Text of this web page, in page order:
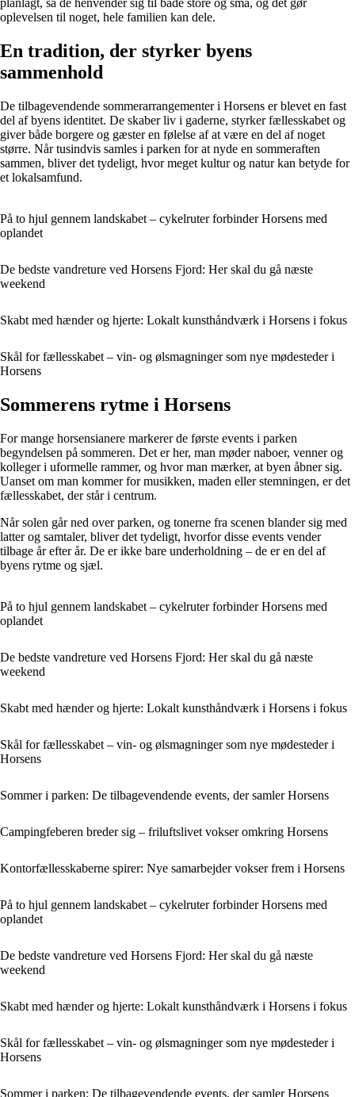
planlagt, så de henvender sig til både store og små, og det gør
oplevelsen til noget, hele familien kan dele.
En tradition, der styrker byens
sammenhold
De tilbagevendende sommerarrangementer i Horsens er blevet en fast
del af byens identitet. De skaber liv i gaderne, styrker fællesskabet og
giver både borgere og gæster en følelse af at være en del af noget
større. Når tusindvis samles i parken for at nyde en sommeraften
sammen, bliver det tydeligt, hvor meget kultur og natur kan betyde for
et lokalsamfund.
På to hjul gennem landskabet – cykelruter forbinder Horsens med
oplandet
De bedste vandreture ved Horsens Fjord: Her skal du gå næste
weekend
Skabt med hænder og hjerte: Lokalt kunsthåndværk i Horsens i fokus
Skål for fællesskabet – vin- og ølsmagninger som nye mødesteder i
Horsens
Sommerens rytme i Horsens
For mange horsensianere markerer de første events i parken
begyndelsen på sommeren. Det er her, man møder naboer, venner og
kolleger i uformelle rammer, og hvor man mærker, at byen åbner sig.
Uanset om man kommer for musikken, maden eller stemningen, er det
fællesskabet, der står i centrum.
Når solen går ned over parken, og tonerne fra scenen blander sig med
latter og samtaler, bliver det tydeligt, hvorfor disse events vender
tilbage år efter år. De er ikke bare underholdning – de er en del af
byens rytme og sjæl.
På to hjul gennem landskabet – cykelruter forbinder Horsens med
oplandet
De bedste vandreture ved Horsens Fjord: Her skal du gå næste
weekend
Skabt med hænder og hjerte: Lokalt kunsthåndværk i Horsens i fokus
Skål for fællesskabet – vin- og ølsmagninger som nye mødesteder i
Horsens
Sommer i parken: De tilbagevendende events, der samler Horsens
Campingfeberen breder sig – friluftslivet vokser omkring Horsens
Kontorfællesskaberne spirer: Nye samarbejder vokser frem i Horsens
På to hjul gennem landskabet – cykelruter forbinder Horsens med
oplandet
De bedste vandreture ved Horsens Fjord: Her skal du gå næste
weekend
Skabt med hænder og hjerte: Lokalt kunsthåndværk i Horsens i fokus
Skål for fællesskabet – vin- og ølsmagninger som nye mødesteder i
Horsens
Sommer i parken: De tilbagevendende events, der samler Horsens